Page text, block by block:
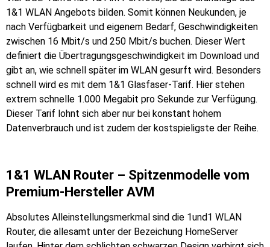
1&1 WLAN Angebots bilden. Somit können Neukunden, je
nach Verfügbarkeit und eigenem Bedarf, Geschwindigkeiten
zwischen 16 Mbit/s und 250 Mbit/s buchen. Dieser Wert
definiert die Übertragungsgeschwindigkeit im Download und
gibt an, wie schnell später im WLAN gesurft wird. Besonders
schnell wird es mit dem 1&1 Glasfaser-Tarif. Hier stehen
extrem schnelle 1.000 Megabit pro Sekunde zur Verfügung.
Dieser Tarif lohnt sich aber nur bei konstant hohem
Datenverbrauch und ist zudem der kostspieligste der Reihe.
1&1 WLAN Router – Spitzenmodelle vom
Premium-Hersteller AVM
Absolutes Alleinstellungsmerkmal sind die 1und1 WLAN
Router, die allesamt unter der Bezeichung HomeServer